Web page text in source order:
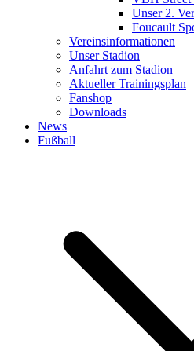
Unser 2.
Foucault
Vereinsinformationen
Unser Stadion
Anfahrt zum Stadion
Aktueller Trainingsplan
Fanshop
Downloads
News
Fußball